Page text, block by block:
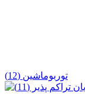
توربوماشین (12)